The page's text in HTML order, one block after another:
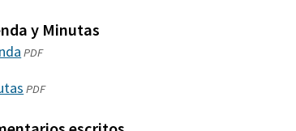
y Minutas
(abre
una
PDF
(abre
PDF